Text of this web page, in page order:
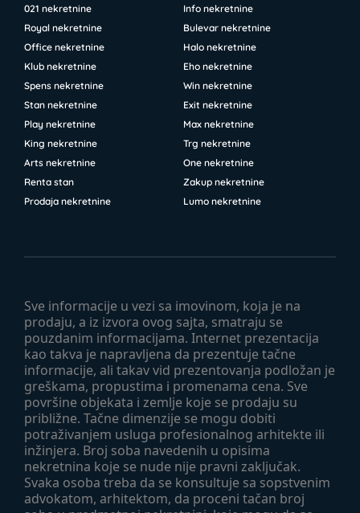
Sve informacije u vezi sa imovinom, koja je na
prodaju, a iz izvora ovog sajta, smatraju se
pouzdanim informacijama. Internet prezentacija
kao takva je napravljena da prezentuje tačne
informacije, ali takav vid prezentovanja podložan je
greškama, propustima i promenama cena. Sve
površine objekata i zemlje koje se prodaju su
približne. Tačne dimenzije se mogu dobiti
potraživanjem usluga profesionalnog arhitekte ili
inžinjera. Broj soba navedenih u opisima
nekretnina koje se nude nije pravni zaključak.
Svaka osoba treba da se konsultuje sa sopstvenim
advokatom, arhitektom, da proceni tačan broj
021 nekretnine
Info nekretnine
Royal nekretnine
Bulevar nekretnine
Office nekretnine
Halo nekretnine
Klub nekretnine
Eho nekretnine
Spens nekretnine
Win nekretnine
Stan nekretnine
Exit nekretnine
Play nekretnine
Max nekretnine
King nekretnine
Trg nekretnine
Arts nekretnine
One nekretnine
Renta stan
Zakup nekretnine
Prodaja nekretnine
Lumo nekretnine